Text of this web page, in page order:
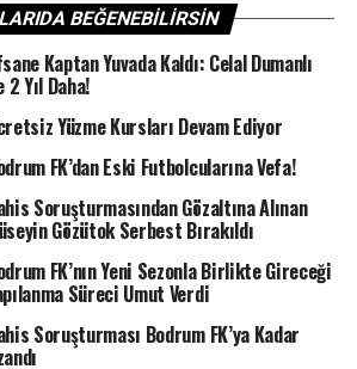
Eskişehir Porsuk Spor
Üniversitesi ile karşılaştı.
BEĞENEBILIRSIN
Kaptan Yuvada Kaldı: Celal Dumanlı
2 Yıl Daha!
Yüzme Kursları Devam Ediyor
FK’dan Eski Futbolcularına Vefa!
Soruşturmasından Gözaltına Alınan
Gözütok Serbest Bırakıldı
FK’nın Yeni Sezonla Birlikte Gireceği
Süreci Umut Verdi
Soruşturması Bodrum FK’ya Kadar